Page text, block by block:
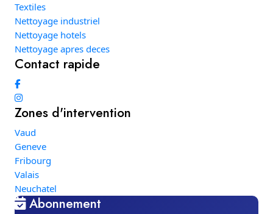
Textiles
Nettoyage industriel
Nettoyage hotels
Nettoyage apres deces
Contact rapide
Zones d'intervention
Vaud
Geneve
Fribourg
Valais
Neuchatel
Abonnement